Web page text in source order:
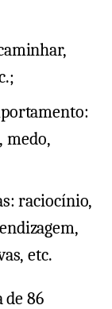
medo,
raciocínio,
etc.
de 86